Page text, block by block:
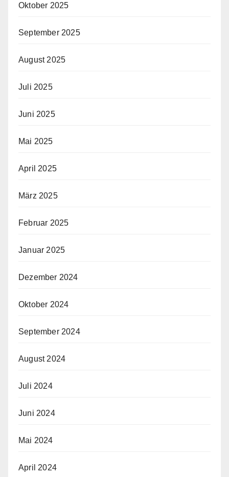
Oktober 2025
September 2025
August 2025
Juli 2025
Juni 2025
Mai 2025
April 2025
März 2025
Februar 2025
Januar 2025
Dezember 2024
Oktober 2024
September 2024
August 2024
Juli 2024
Juni 2024
Mai 2024
April 2024